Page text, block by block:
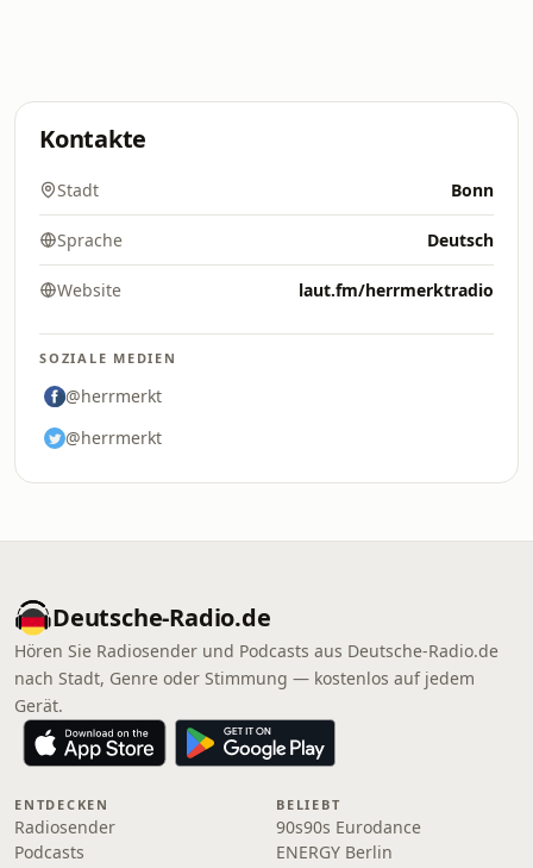
Kontakte
Stadt Bonn
Sprache Deutsch
Website laut.fm/herrmerktradio
SOZIALE MEDIEN
@herrmerkt
@herrmerkt
Deutsche-Radio.de
Hören Sie Radiosender und Podcasts aus Deutsche-Radio.de
nach Stadt, Genre oder Stimmung — kostenlos auf jedem
Gerät.
ENTDECKEN
Radiosender
Podcasts
BELIEBT
90s90s Eurodance
ENERGY Berlin